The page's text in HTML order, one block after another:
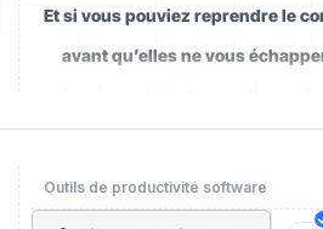
Et si vous pouviez reprendre le
avant qu’elles ne vous
minute compte, les outils de
d’orchestre silencieux de votre
Outils de productivité software